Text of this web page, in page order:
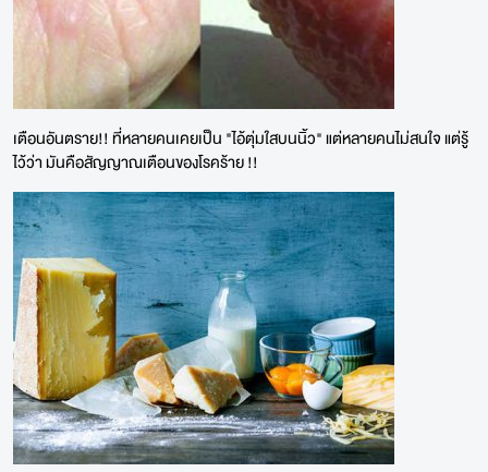
เตือนอันตราย!! ที่หลายคนเคยเป็น "ไอ้ตุ่มใสบนนิ้ว" แต่หลายคนไม่สนใจ แต่รู้
ไว้ว่า มันคือสัญญาณเตือนของโรคร้าย !!